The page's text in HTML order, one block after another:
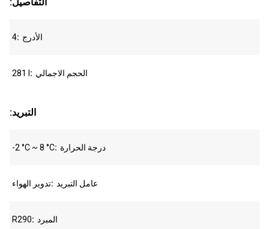
4 الأدرج
281 l الحجم الاجمالي
:التبريد
-2 °C ~ 8 °C درجة الحرارة
تدوير الهواء عامل التبريد
R290 المبرد